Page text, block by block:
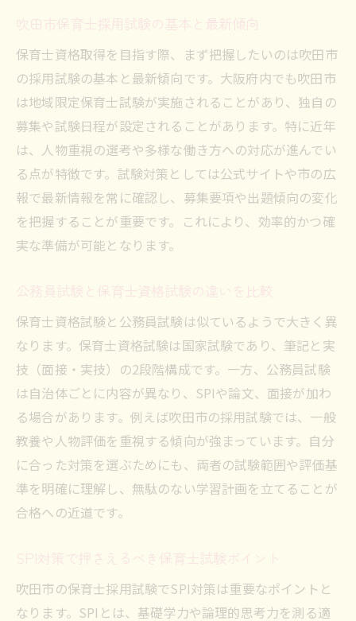
吹田市保育士採用試験の基本と最新傾向
保育士資格取得を目指す際、まず把握したいのは吹田市
の採用試験の基本と最新傾向です。大阪府内でも吹田市
は地域限定保育士試験が実施されることがあり、独自の
募集や試験日程が設定されることがあります。特に近年
は、人物重視の選考や多様な働き方への対応が進んでい
る点が特徴です。試験対策としては公式サイトや市の広
報で最新情報を常に確認し、募集要項や出題傾向の変化
を把握することが重要です。これにより、効率的かつ確
実な準備が可能となります。
公務員試験と保育士資格試験の違いを比較
保育士資格試験と公務員試験は似ているようで大きく異
なります。保育士資格試験は国家試験であり、筆記と実
技（面接・実技）の2段階構成です。一方、公務員試験
は自治体ごとに内容が異なり、SPIや論文、面接が加わ
る場合があります。例えば吹田市の採用試験では、一般
教養や人物評価を重視する傾向が強まっています。自分
に合った対策を選ぶためにも、両者の試験範囲や評価基
準を明確に理解し、無駄のない学習計画を立てることが
合格への近道です。
SPI対策で押さえるべき保育士試験ポイント
吹田市の保育士採用試験でSPI対策は重要なポイントと
なります。SPIとは、基礎学力や論理的思考力を測る適